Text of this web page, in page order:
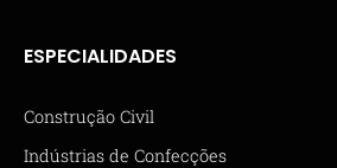
ESPECIALIDADES
Construção Civil
Indústrias de Confecções